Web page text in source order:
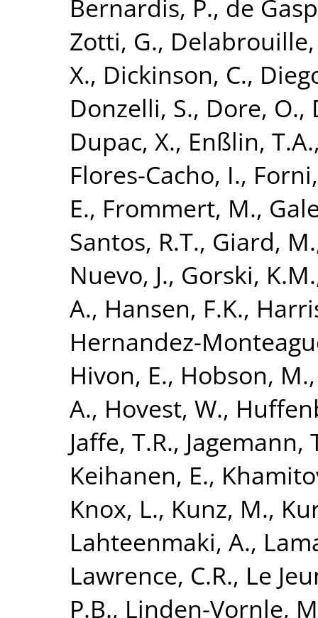
Bernardis, P., de
Zotti, G., Delabrouille,
X., Dickinson, C.,
Donzelli, S., Dore, O.,
Dupac, X., Enßlin, T.A.
Flores-Cacho, I.,
E., Frommert, M.,
Santos, R.T., Giard, M.
Nuevo, J., Gorski, K.M.
A., Hansen, F.K.,
Hernandez-
Hivon, E., Hobson, M.
A., Hovest, W.,
Jaffe, T.R., Jagemann,
Keihanen, E.,
Knox, L., Kunz, M.,
Lahteenmaki, A.,
Lawrence, C.R., Le
P.B., Linden-Vornle,